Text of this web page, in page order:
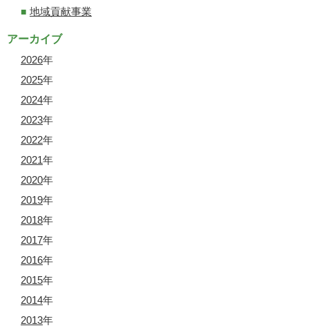
地域貢献事業
アーカイブ
2026年
2025年
2024年
2023年
2022年
2021年
2020年
2019年
2018年
2017年
2016年
2015年
2014年
2013年